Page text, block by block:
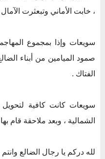
، خابت الأماني وتبعثرت
سويعات وإذا بمجموع
صمود الميامين من أبناء
الفتاك .
سويعات كانت كافية لتحويل
الشمالية ، وبعد ملاحقة قام
لله دركم يا رجال الضالع